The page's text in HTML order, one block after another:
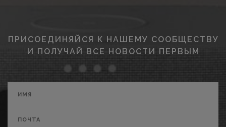
ПРИСОЕДИНЯЙСЯ К НАШЕМУ СООБЩЕСТВУ
И ПОЛУЧАЙ ВСЕ НОВОСТИ ПЕРВЫМ